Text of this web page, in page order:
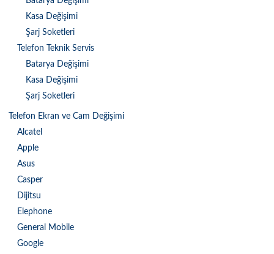
Kasa Değişimi
Şarj Soketleri
Telefon Teknik Servis
Batarya Değişimi
Kasa Değişimi
Şarj Soketleri
Telefon Ekran ve Cam Değişimi
Alcatel
Apple
Asus
Casper
Dijitsu
Elephone
General Mobile
Google